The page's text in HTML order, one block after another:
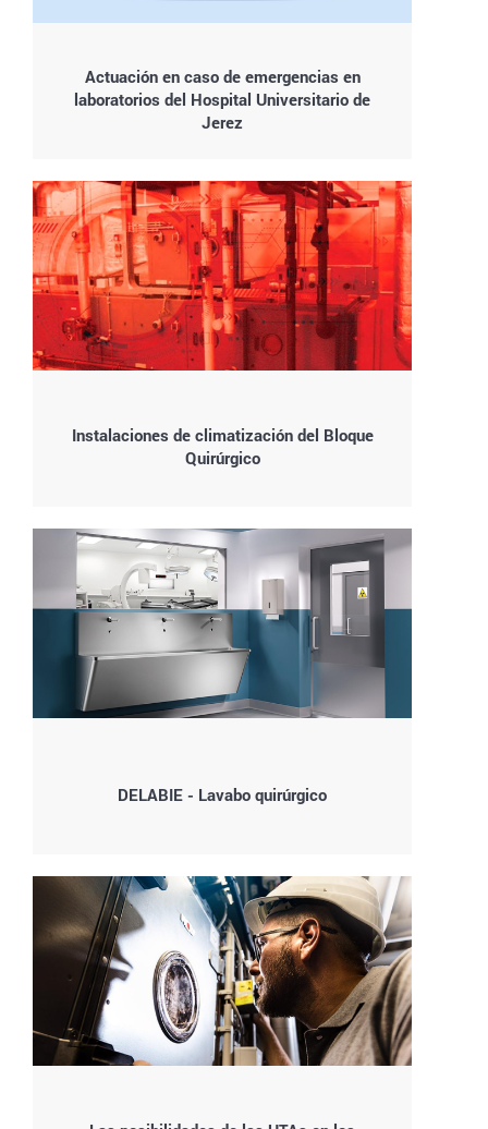
Actuación en caso de emergencias en
laboratorios del Hospital Universitario de
Jerez
Instalaciones de climatización del Bloque
Quirúrgico
DELABIE - Lavabo quirúrgico